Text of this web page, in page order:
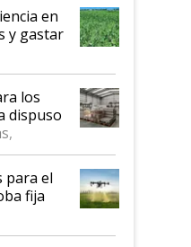
en
y gastar
los
dispuso
e
para el
fija